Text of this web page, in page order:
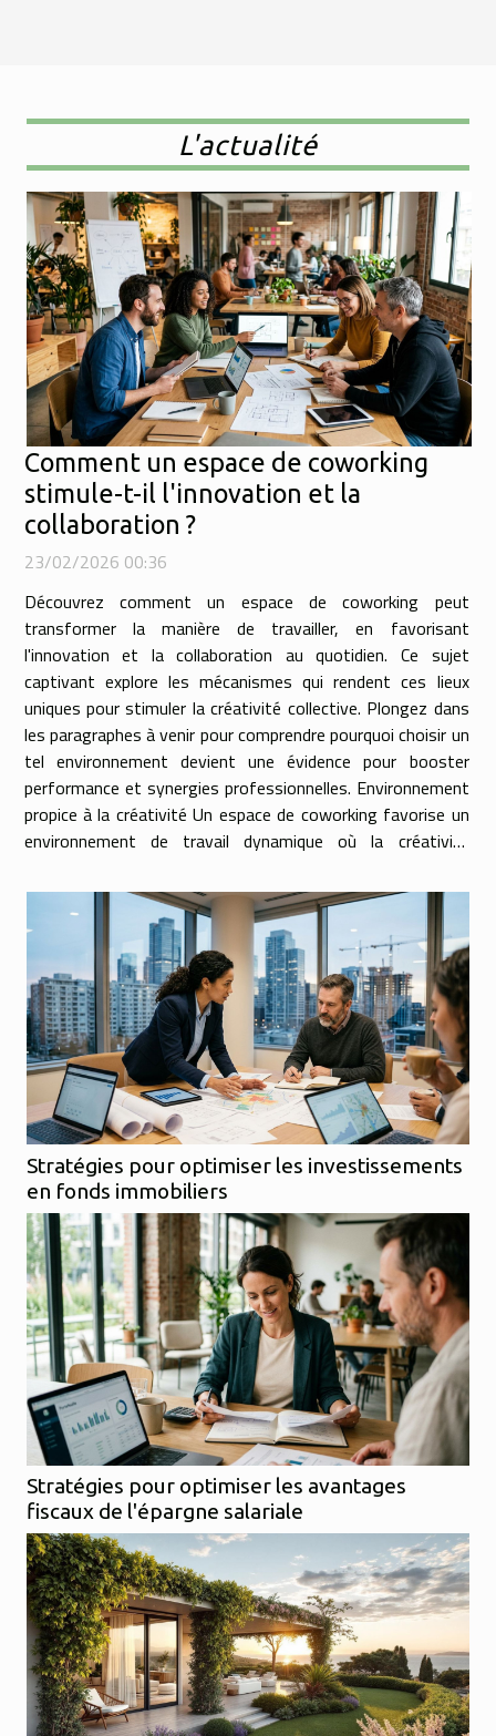
L'actualité
Comment un espace de coworking
stimule-t-il l'innovation et la
collaboration ?
23/02/2026 00:36
Découvrez comment un espace de coworking peut
transformer la manière de travailler, en favorisant
l'innovation et la collaboration au quotidien. Ce sujet
captivant explore les mécanismes qui rendent ces lieux
uniques pour stimuler la créativité collective. Plongez dans
les paragraphes à venir pour comprendre pourquoi choisir un
tel environnement devient une évidence pour booster
performance et synergies professionnelles. Environnement
propice à la créativité Un espace de coworking favorise un
environnement de travail dynamique où la créativité
Stratégies pour optimiser les investissements
en fonds immobiliers
Stratégies pour optimiser les avantages
fiscaux de l'épargne salariale